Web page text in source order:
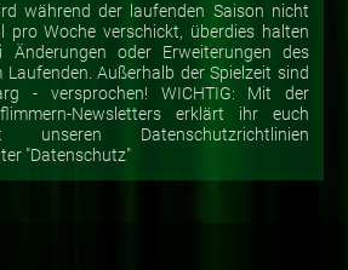
während der laufenden Saison nicht
pro Woche verschickt, überdies halten
Änderungen oder Erweiterungen des
Außerhalb der Spielzeit sind
- versprochen! WICHTIG: Mit der
Newsletters erklärt ihr euch
Datenschutzrichtlinien
"Datenschutz"